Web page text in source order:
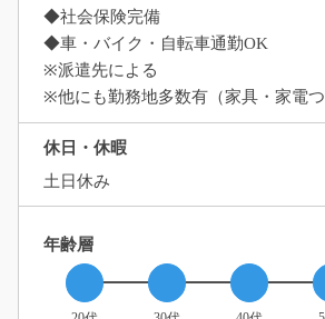
◆社会保険完備
◆車・バイク・自転車通勤OK
※派遣先による
※他にも勤務地多数有（家具・家電つ
休日・休暇
土日休み
年齢層